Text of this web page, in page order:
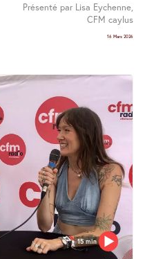
Présenté par Lisa Eychenne,
CFM caylus
16 Mars 2026
15 min